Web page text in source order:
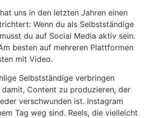
uns in den letzten Jahren einen
Wenn du als Selbstständige
du auf Social Media aktiv sein.
besten auf mehreren Plattformen
mit Video.
Selbstständige verbringen
Content zu produzieren, der
verschwunden ist. Instagram
Tag weg sind. Reels, die vielleicht